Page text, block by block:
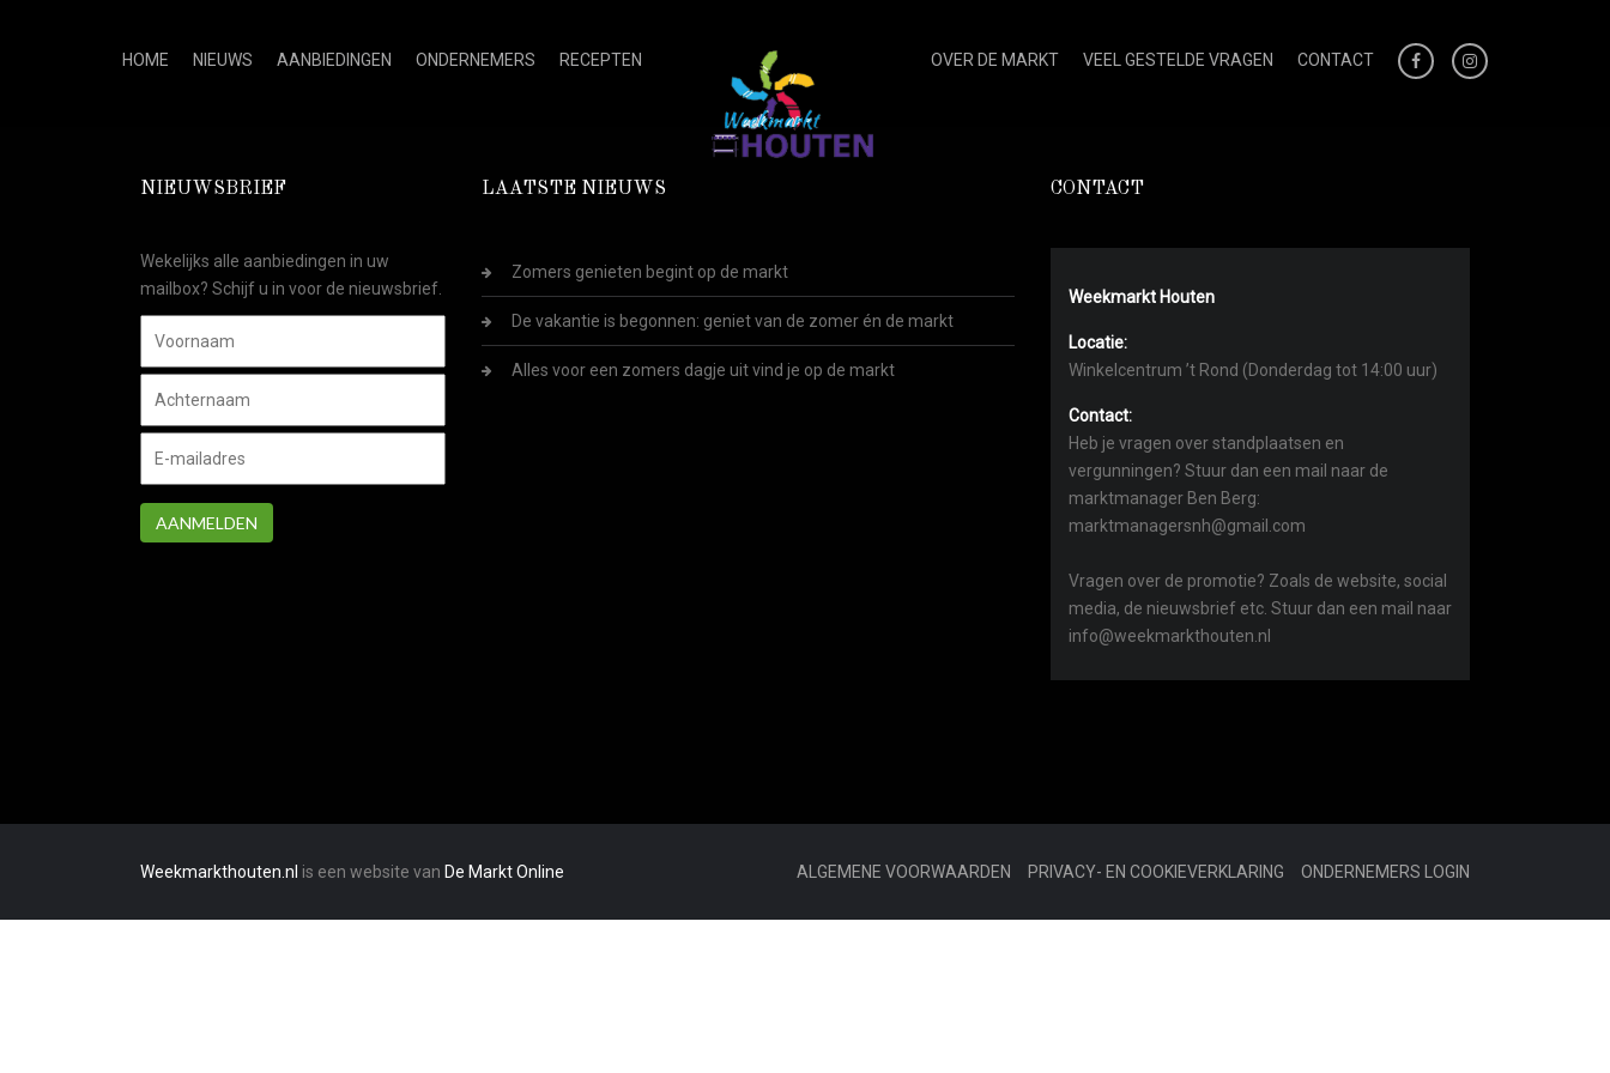
HOME NIEUWS AANBIEDINGEN ONDERNEMERS RECEPTEN OVER DE MARKT VEEL GESTELDE VRAGEN CONTACT
NIEUWSBRIEF
Wekelijks alle aanbiedingen in uw
mailbox? Schijf u in voor de nieuwsbrief.
AANMELDEN
LAATSTE NIEUWS
Zomers genieten begint op de markt
De vakantie is begonnen: geniet van de zomer én de markt
Alles voor een zomers dagje uit vind je op de markt
CONTACT
Weekmarkt Houten
Locatie:
Winkelcentrum ’t Rond (Donderdag tot 14:00 uur)
Contact:
Heb je vragen over standplaatsen en
vergunningen? Stuur dan een mail naar de
marktmanager Ben Berg:
marktmanagersnh@gmail.com
Vragen over de promotie? Zoals de website, social
media, de nieuwsbrief etc. Stuur dan een mail naar
info@weekmarkthouten.nl
Weekmarkthouten.nl is een website van De Markt Online ALGEMENE VOORWAARDEN PRIVACY- EN COOKIEVERKLARING ONDERNEMERS LOGIN